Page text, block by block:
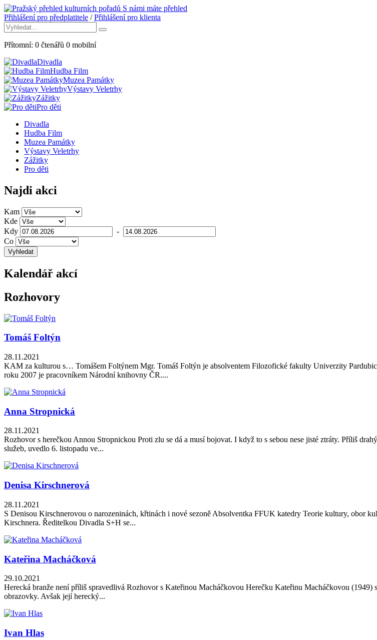
S námi máte přehled
Přihlášení pro předplatitele /Přihlášení pro klienta
Přítomní: 0 čtenářů 0 mobilní
Divadla
Hudba Film
Muzea Památky
Výstavy Veletrhy
Zážitky
Pro děti
Divadla
Hudba Film
Muzea Památky
Výstavy Veletrhy
Zážitky
Pro děti
Najdi akci
Kam
Kde
Kdy
-
Co
Vyhledat
Kalendář akcí
Rozhovory
Tomáš Foltýn
28.11.2021
KAM za kulturou s… Tomášem Foltýnem Mgr. Tomáš Foltýn je absolventem Filozofické fakulty Univerzity
roku 2007 je pracovníkem Národní knihovny ČR....
Anna Stropnická
28.11.2021
Rozhovor s herečkou Annou Stropnickou Proti zlu se dá a musí bojovat. I když to s sebou nese jisté ztráty. Příliš
služeb, uvedlo 6. listopadu ve...
Denisa Kirschnerová
28.11.2021
S Denisou Kirschnerovou o narozeninách, křtinách i nové sezoně Absolventka FFUK katedry Teorie kultury, obor
Kirschnera. Ředitelkou Divadla S+H se...
Kateřina Macháčková
29.10.2021
Herecká branže není příliš spravedlivá Rozhovor s Kateřinou Macháčkovou Herečku Kateřinu Macháčkovou
obrazovky. Avšak její herecký...
Ivan Hlas